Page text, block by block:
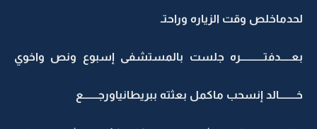
لحدماخلص وقت الزياره وراحتـ
بعـــــدفتـــــــــــره جلست بالمستشفى إسبوع ونص واخوي
خــــــــالد إنسحب ماكمل بعثته ببريطانياورجـــــــع